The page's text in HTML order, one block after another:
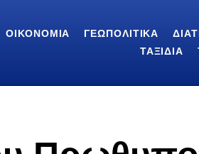
ΟΙΚΟΝΟΜΊΑ ΓΕΩΠΟΛΙΤΙΚΆ
ΤΑΞΊΔΙΑ